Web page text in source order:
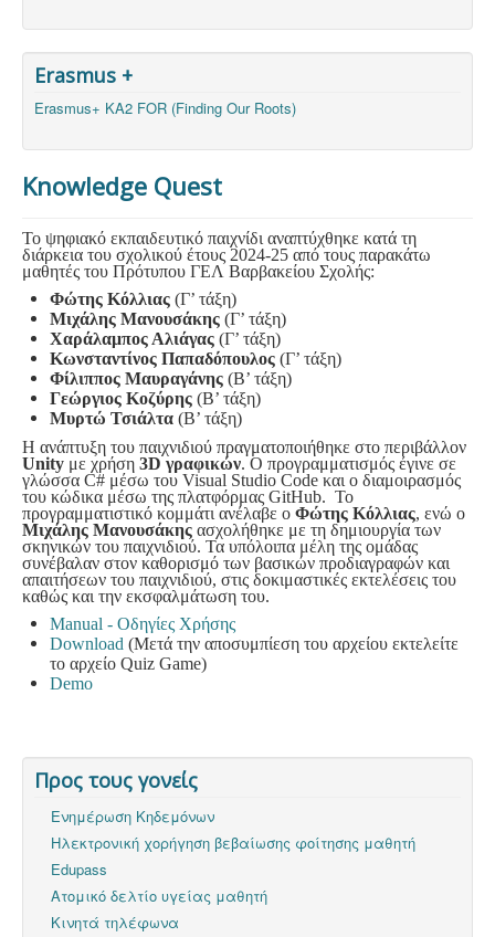
Erasmus +
Erasmus+ KA2 FOR (Finding Our Roots)
Knowledge Quest
Το ψηφιακό εκπαιδευτικό παιχνίδι αναπτύχθηκε κατά τη
διάρκεια του σχολικού έτους 2024-25 από τους παρακάτω
μαθητές του Πρότυπου ΓΕΛ Βαρβακείου Σχολής:
Φώτης Κόλλιας (Γ’ τάξη)
Μιχάλης Μανουσάκης (Γ’ τάξη)
Χαράλαμπος Αλιάγας (Γ’ τάξη)
Κωνσταντίνος Παπαδόπουλος (Γ’ τάξη)
Φίλιππος Μαυραγάνης (Β’ τάξη)
Γεώργιος Κοζύρης (Β’ τάξη)
Μυρτώ Τσιάλτα (Β’ τάξη)
Η ανάπτυξη του παιχνιδιού πραγματοποιήθηκε στο περιβάλλον
Unity με χρήση 3D γραφικών. Ο προγραμματισμός έγινε σε
γλώσσα C# μέσω του Visual Studio Code και ο διαμοιρασμός
του κώδικα μέσω της πλατφόρμας GitHub. Το
προγραμματιστικό κομμάτι ανέλαβε ο Φώτης Κόλλιας, ενώ ο
Μιχάλης Μανουσάκης ασχολήθηκε με τη δημιουργία των
σκηνικών του παιχνιδιού. Τα υπόλοιπα μέλη της ομάδας
συνέβαλαν στον καθορισμό των βασικών προδιαγραφών και
απαιτήσεων του παιχνιδιού, στις δοκιμαστικές εκτελέσεις του
καθώς και την εκσφαλμάτωση του.
Manual - Οδηγίες Χρήσης
Download (Μετά την αποσυμπίεση του αρχείου εκτελείτε
το αρχείο Quiz Game)
Demo
Προς τους γονείς
Ενημέρωση Κηδεμόνων
Ηλεκτρονική χορήγηση βεβαίωσης φοίτησης μαθητή
Edupass
Ατομικό δελτίο υγείας μαθητή
Κινητά τηλέφωνα